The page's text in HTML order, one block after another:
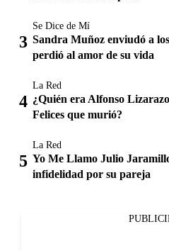
Se Dice de Mí
Sandra Muñoz enviudó a
perdió al amor de su vida
La Red
¿Quién era Alfonso
Felices que murió?
La Red
Yo Me Llamo Julio
infidelidad por su pareja